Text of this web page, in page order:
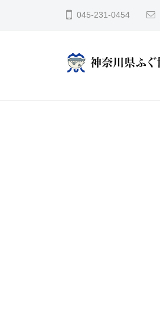
045-231-0454
奈
ふ
ぐ